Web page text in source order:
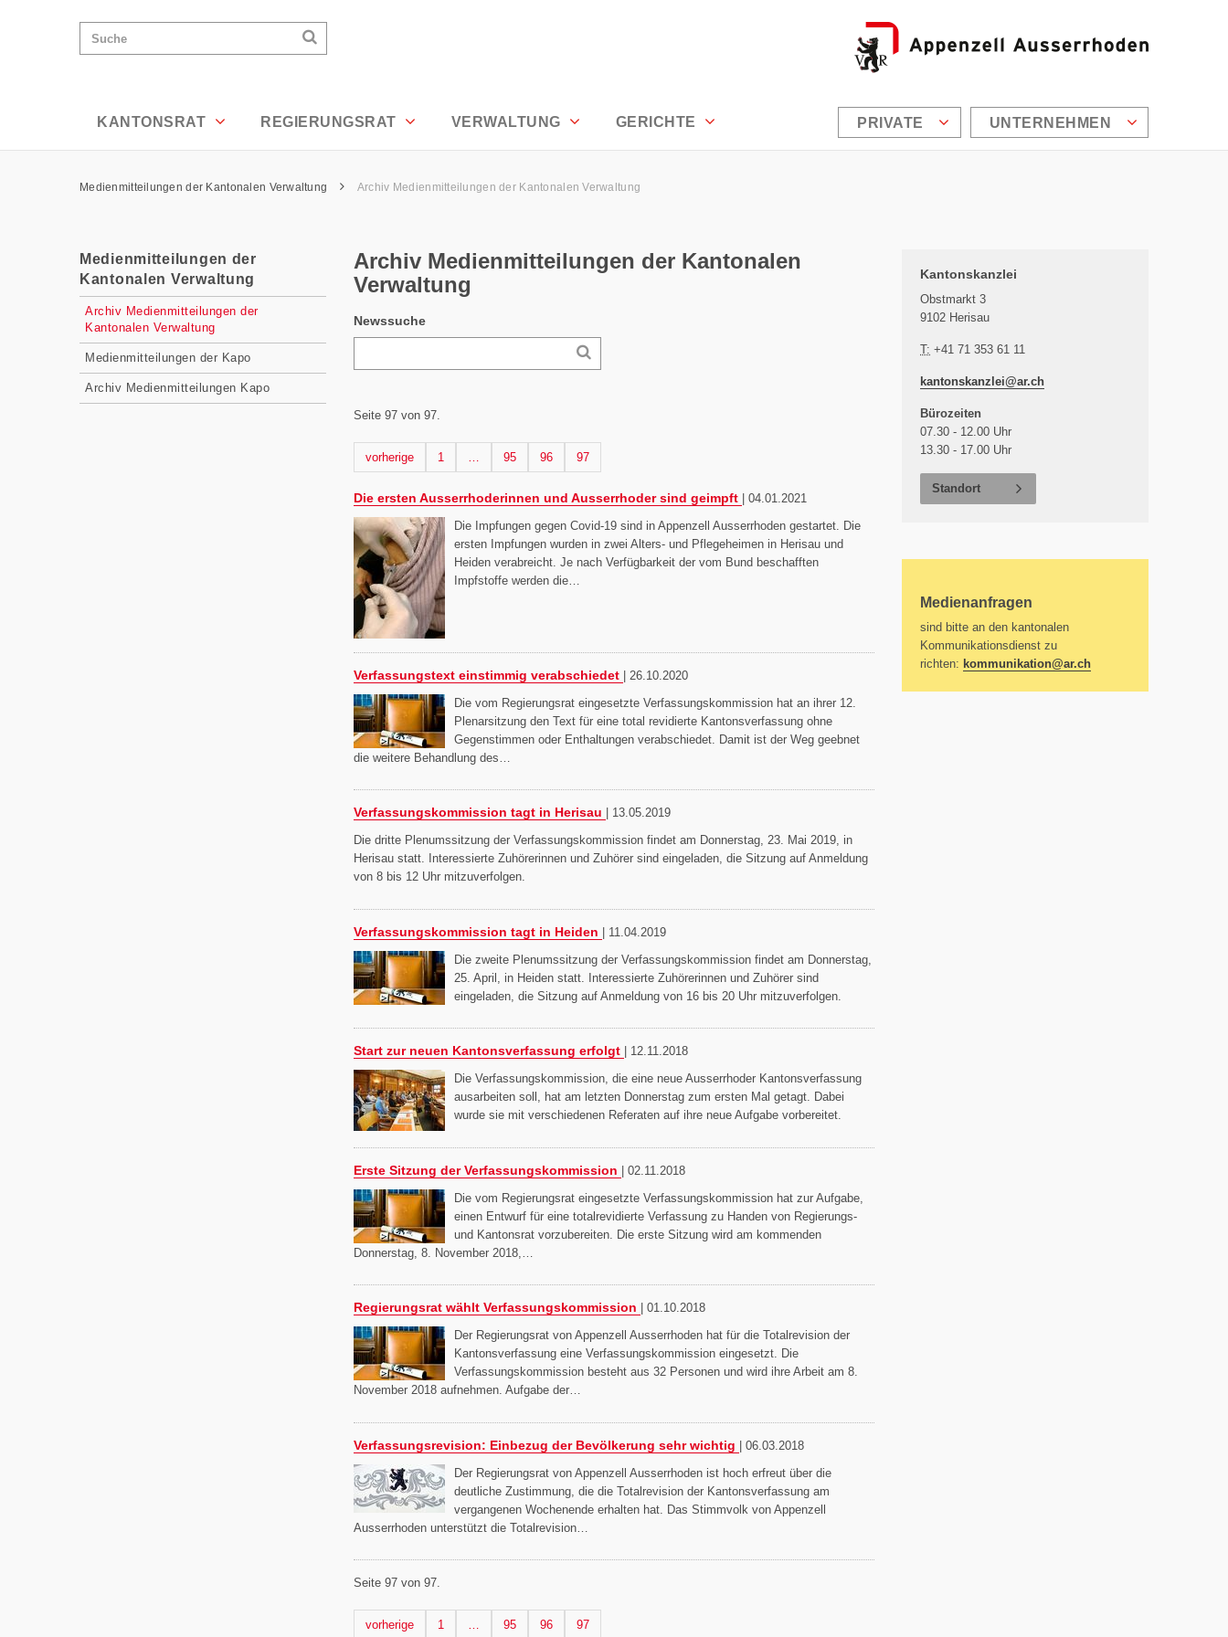
Suchen
KANTONSRAT
REGIERUNGSRAT VERWALTUNG GERICHTE PRIVATE UNTERNEHMEN
Inhalt
Pfadnavigation
Medienmitteilungen der Kantonalen Verwaltung Archiv Medienmitteilungen der Kantonalen Verwaltung
Medienmitteilungen der
Kantonalen Verwaltung
Subnavigation
Archiv Medienmitteilungen der
Kantonalen Verwaltung
Medienmitteilungen der Kapo
Archiv Medienmitteilungen Kapo
Archiv Medienmitteilungen der Kantonalen
Verwaltung
Newssuche
Seite 97 von 97.
Nächste Seite
vorherige Seite
1 Seite
95 Seite
96 Seite
97
Die ersten Ausserrhoderinnen und Ausserrhoder sind geimpft | 04.01.2021
Die Impfungen gegen Covid-19 sind in Appenzell Ausserrhoden gestartet. Die
ersten Impfungen wurden in zwei Alters- und Pflegeheimen in Herisau und
Heiden verabreicht. Je nach Verfügbarkeit der vom Bund beschafften
Impfstoffe werden die…
Verfassungstext einstimmig verabschiedet | 26.10.2020
Die vom Regierungsrat eingesetzte Verfassungskommission hat an ihrer 12.
Plenarsitzung den Text für eine total revidierte Kantonsverfassung ohne
Gegenstimmen oder Enthaltungen verabschiedet. Damit ist der Weg geebnet
die weitere Behandlung des…
Verfassungskommission tagt in Herisau
13.05.2019
Die dritte Plenumssitzung der Verfassungskommission findet am Donnerstag, 23. Mai 2019, in
Herisau statt. Interessierte Zuhörerinnen und Zuhörer sind eingeladen, die Sitzung auf Anmeldung
von 8 bis 12 Uhr mitzuverfolgen.
Verfassungskommission tagt in Heiden | 11.04.2019
Die zweite Plenumssitzung der Verfassungskommission findet am Donnerstag,
25. April, in Heiden statt. Interessierte Zuhörerinnen und Zuhörer sind
eingeladen, die Sitzung auf Anmeldung von 16 bis 20 Uhr mitzuverfolgen.
Start zur neuen Kantonsverfassung erfolgt
12.11.2018
Die Verfassungskommission, die eine neue Ausserrhoder Kantonsverfassung
ausarbeiten soll, hat am letzten Donnerstag zum ersten Mal getagt. Dabei
wurde sie mit verschiedenen Referaten auf ihre neue Aufgabe vorbereitet.
Erste Sitzung der Verfassungskommission | 02.11.2018
Die vom Regierungsrat eingesetzte Verfassungskommission hat zur Aufgabe,
einen Entwurf für eine totalrevidierte Verfassung zu Handen von Regierungs-
und Kantonsrat vorzubereiten. Die erste Sitzung wird am kommenden
Donnerstag, 8. November 2018,…
Regierungsrat wählt Verfassungskommission
01.10.2018
Der Regierungsrat von Appenzell Ausserrhoden hat für die Totalrevision der
Kantonsverfassung eine Verfassungskommission eingesetzt. Die
Verfassungskommission besteht aus 32 Personen und wird ihre Arbeit am 8.
November 2018 aufnehmen. Aufgabe der…
Verfassungsrevision: Einbezug der Bevölkerung sehr wichtig | 06.03.2018
Der Regierungsrat von Appenzell Ausserrhoden ist hoch erfreut über die
deutliche Zustimmung, die die Totalrevision der Kantonsverfassung am
vergangenen Wochenende erhalten hat. Das Stimmvolk von Appenzell
Ausserrhoden unterstützt die Totalrevision…
Seite 97 von 97.
Nächste Seite
vorherige Seite
1 … Seite
95 Seite
96 Seite
97
Kantonskanzlei
Obstmarkt 3
9102 Herisau
T: +41 71 353 61 11
kantonskanzlei@ar.ch
Bürozeiten
07.30 - 12.00 Uhr
13.30 - 17.00 Uhr
Standort
Medienanfragen
sind bitte an den kantonalen
Kommunikationsdienst zu
richten: kommunikation@ar.ch